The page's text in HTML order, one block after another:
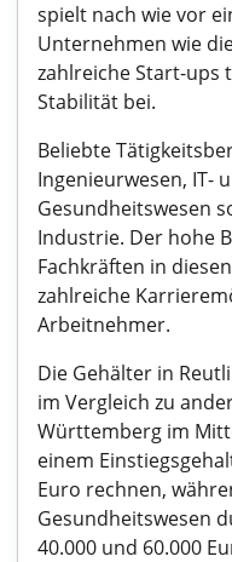
spielt nach wie vor
Unternehmen wie
zahlreiche Start-ups
Stabilität bei.
Beliebte
Ingenieurwesen, IT-
Gesundheitswesen
Industrie. Der hohe
Fachkräften in
zahlreiche
Arbeitnehmer.
Die Gehälter in
im Vergleich zu
Württemberg im
einem
Euro rechnen,
Gesundheitswesen
40.000 und 60.000